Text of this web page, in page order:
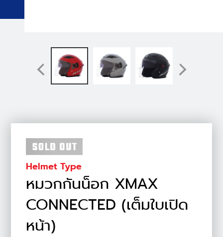
Helmet Type
หมวกกันน็อก XMAX
CONNECTED (เต็มใบเปิด
หน้า)